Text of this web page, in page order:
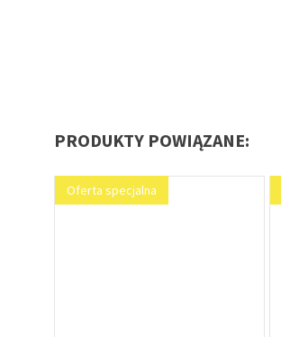
PRODUKTY POWIĄZANE:
Oferta specjalna